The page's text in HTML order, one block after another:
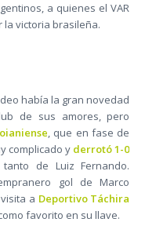
a quienes el VAR
victoria brasileña.
había la gran novedad
de sus amores, pero
, que en fase de
complicado y derrotó 1-0
de Luiz Fernando.
gol de Marco
a Deportivo Táchira
favorito en su llave.